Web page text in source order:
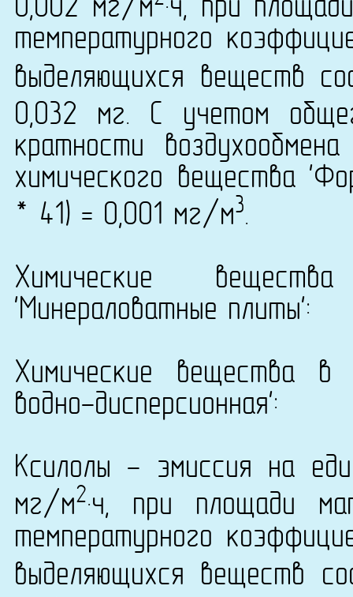
0,002 мг/м ·ч, при
температурного
выделяющихся веществ
0,032 мг. С учетом
кратности
химического вещества
* 41) = 0,001 мг/м3.
Химические
'Минераловатные плиты':
Химические вещества в
водно-дисперсионная':
Ксилолы - эмиссия на
мг/м2·ч, при площади
температурного
выделяющихся веществ